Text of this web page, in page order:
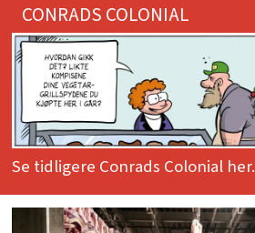
CONRADS COLONIAL
Se tidligere Conrads Colonial her.